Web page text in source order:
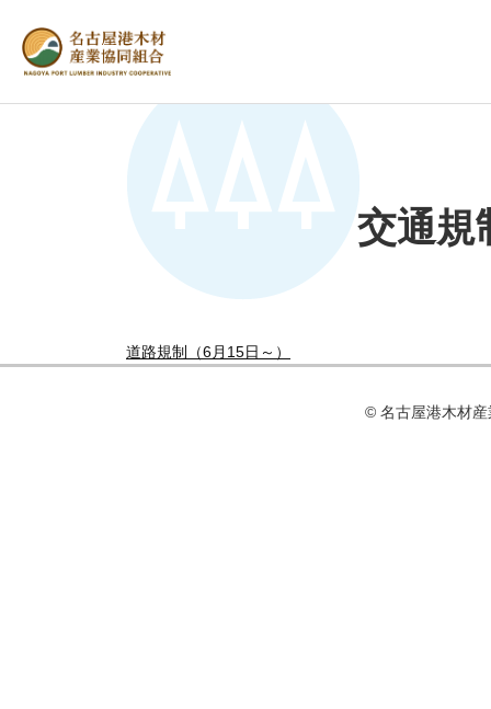
交通規
道路規制（6月15日～）
© 名古屋港⽊材